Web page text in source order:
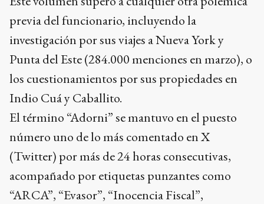
previa del funcionario, incluyendo la
investigación por sus viajes a Nueva York y
Punta del Este (284.000 menciones en marzo), o
los cuestionamientos por sus propiedades en
Indio Cuá y Caballito.
El término “Adorni” se mantuvo en el puesto
número uno de lo más comentado en X
(Twitter) por más de 24 horas consecutivas,
acompañado por etiquetas punzantes como
“ARCA”, “Evasor”, “Inocencia Fiscal”,